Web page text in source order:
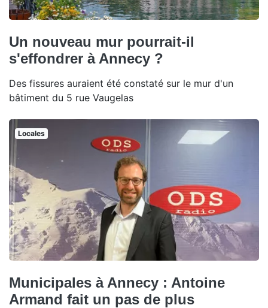
Un nouveau mur pourrait-il
s'effondrer à Annecy ?
Des fissures auraient été constaté sur le mur d'un
bâtiment du 5 rue Vaugelas
Locales
Municipales à Annecy : Antoine
Armand fait un pas de plus